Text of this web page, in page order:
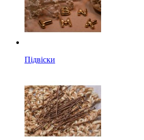
Підвіски